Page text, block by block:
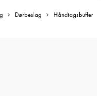
Dørbeslag Håndtagsbuffer